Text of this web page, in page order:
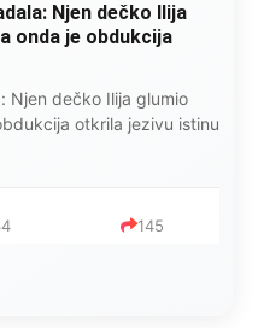
Njen dečko Ilija
onda je obdukcija
Njen dečko Ilija glumio
otkrila jezivu istinu
145